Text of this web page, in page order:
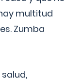
multitud
Zumba